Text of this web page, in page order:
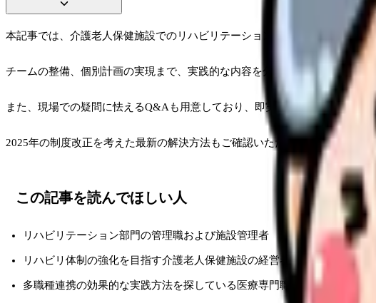
本記事では、介護老人保健施設でのリハビリテーション体制について、現場
チームの整備、個別計画の実現まで、実践的な内容を分かりやすく解説して
また、現場での疑問に怯えるQ&Aも用意しており、即実践できる情報を提供
2025年の制度改正を考えた最新の解決方法もご確認いただけます。
この記事を読んでほしい人
リハビリテーション部門の管理職および施設管理者
リハビリ体制の強化を目指す介護老人保健施設の経営者
多職種連携の効果的な実践方法を探している医療専門職